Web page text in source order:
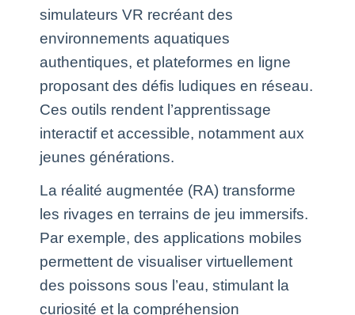
simulateurs VR recréant des
environnements aquatiques
authentiques, et plateformes en ligne
proposant des défis ludiques en réseau.
Ces outils rendent l’apprentissage
interactif et accessible, notamment aux
jeunes générations.
La réalité augmentée (RA) transforme
les rivages en terrains de jeu immersifs.
Par exemple, des applications mobiles
permettent de visualiser virtuellement
des poissons sous l’eau, stimulant la
curiosité et la compréhension